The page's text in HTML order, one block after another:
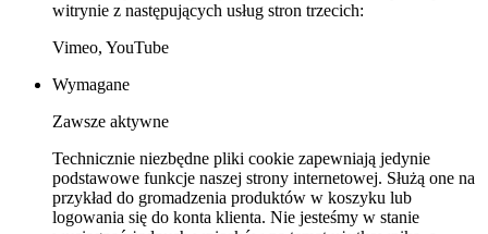
witrynie z następujących usług stron trzecich:
Vimeo, YouTube
Wymagane
Zawsze aktywne
Technicznie niezbędne pliki cookie zapewniają jedynie
podstawowe funkcje naszej strony internetowej. Służą one na
przykład do gromadzenia produktów w koszyku lub
logowania się do konta klienta. Nie jesteśmy w stanie